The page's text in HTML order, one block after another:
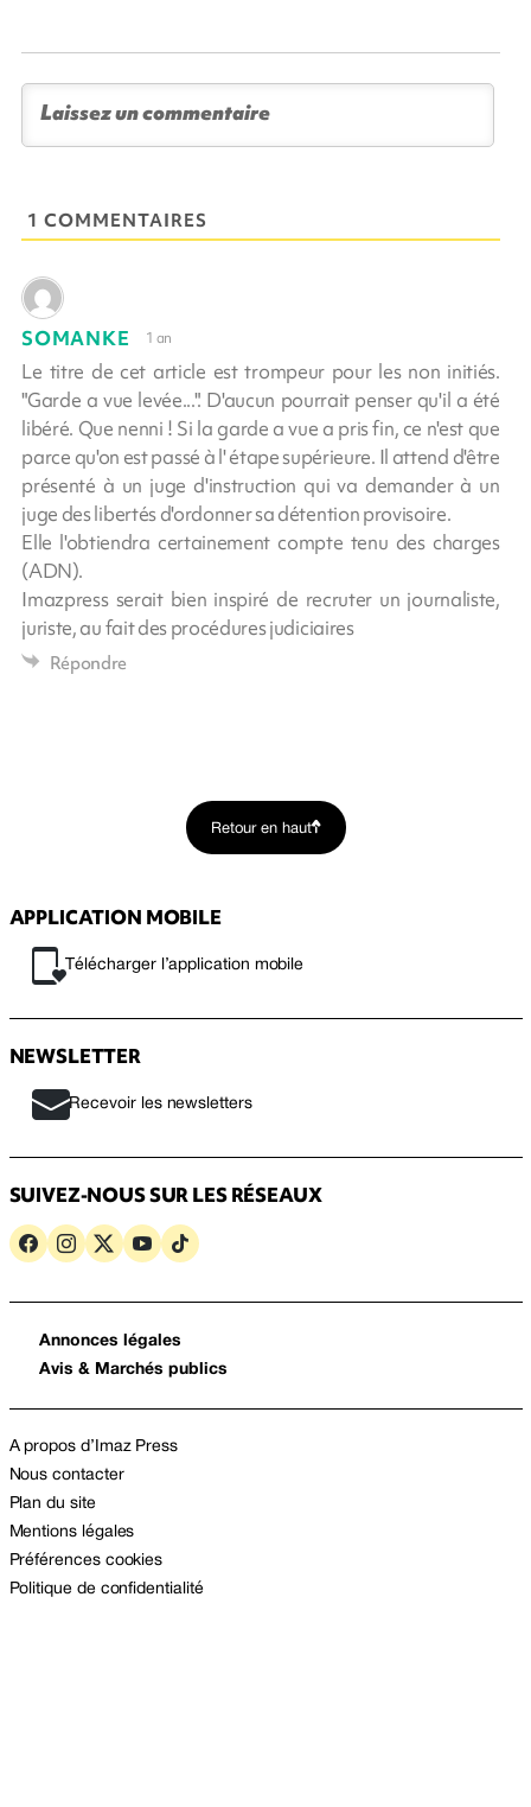
1 COMMENTAIRES
SOMANKE 1 an
Le titre de cet article est trompeur pour les non initiés.
"Garde a vue levée...". D'aucun pourrait penser qu'il a été
libéré. Que nenni ! Si la garde a vue a pris fin, ce n'est que
parce qu'on est passé à l' étape supérieure. Il attend d'être
présenté à un juge d'instruction qui va demander à un
juge des libertés d'ordonner sa détention provisoire.
Elle l'obtiendra certainement compte tenu des charges
(ADN).
Imazpress serait bien inspiré de recruter un journaliste,
juriste, au fait des procédures judiciaires
Répondre
Retour en haut
APPLICATION MOBILE
Télécharger l’application mobile
NEWSLETTER
Recevoir les newsletters
SUIVEZ-NOUS SUR LES RÉSEAUX
Annonces légales
Avis & Marchés publics
A propos d’Imaz Press
Nous contacter
Plan du site
Mentions légales
Préférences cookies
Politique de confidentialité